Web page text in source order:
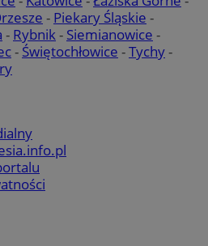
- Piekary Śląskie -
- Rybnik- Siemianowice -
- Świętochłowice -Tychy-